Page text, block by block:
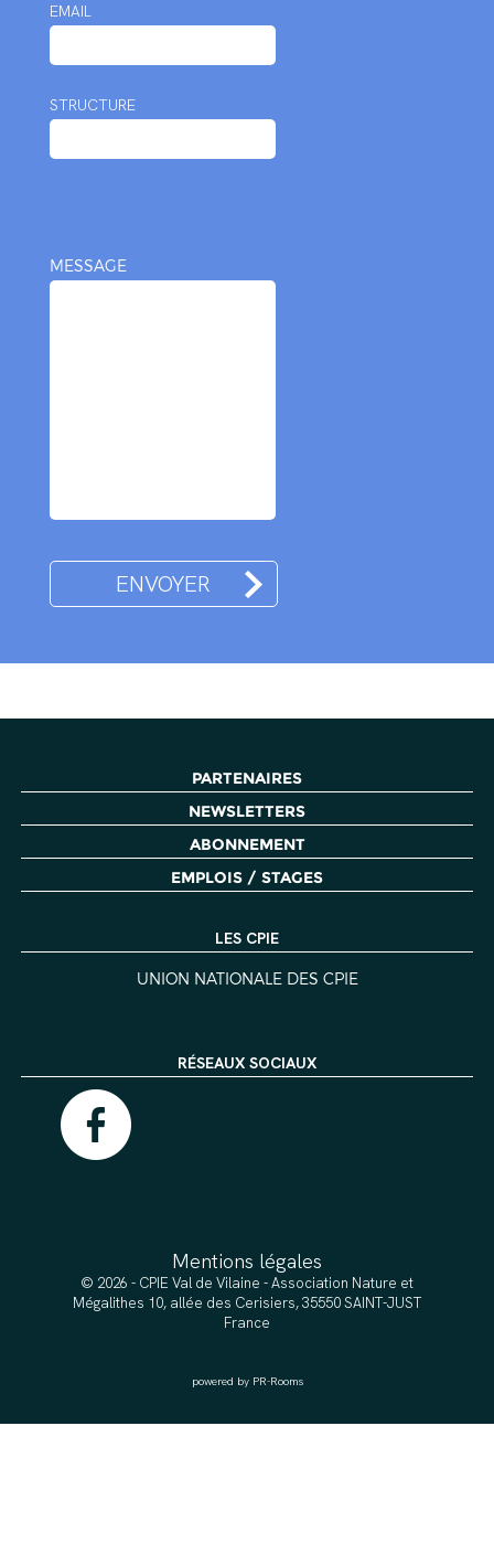
EMAIL
STRUCTURE
MESSAGE
PARTENAIRES
NEWSLETTERS
ABONNEMENT
EMPLOIS / STAGES
LES CPIE
UNION NATIONALE DES CPIE
RÉSEAUX SOCIAUX
Mentions légales
© 2026 - CPIE Val de Vilaine - Association Nature et
Mégalithes 10, allée des Cerisiers, 35550 SAINT-JUST
France
powered by PR-Rooms